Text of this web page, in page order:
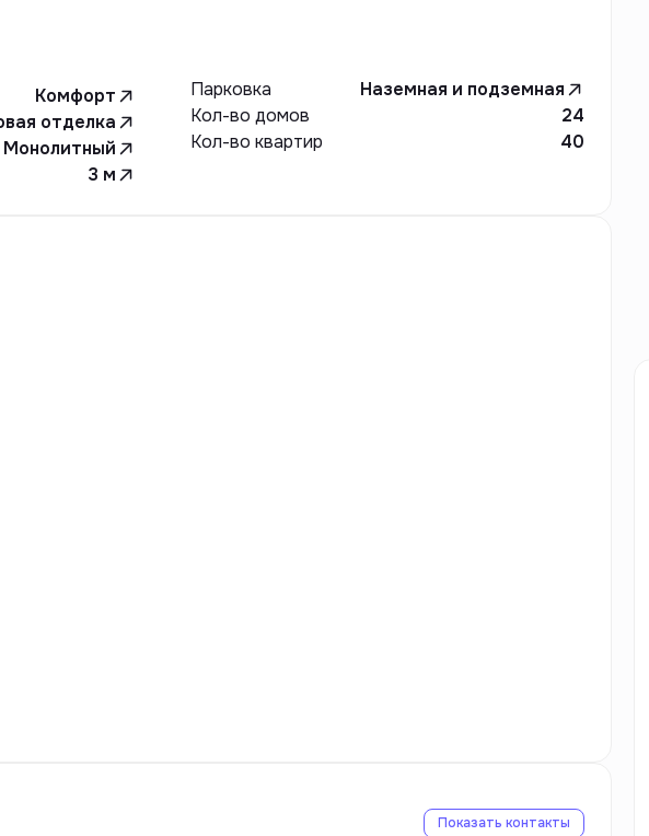
Комфорт
отделка
Монолитный
3 м
Парковка
Наземная и подземная
Кол-во домов
24
Кол-во квартир
40
Показать контакты